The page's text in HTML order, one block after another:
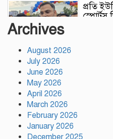
প্রতি
স্পোর্টস
Archives
August 2026
July 2026
June 2026
May 2026
April 2026
March 2026
February 2026
January 2026